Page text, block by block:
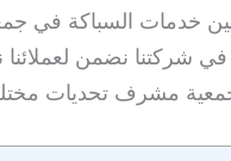
خدمات السباكة في
نضمن لعملائنا
جمعية مشرف تحديات